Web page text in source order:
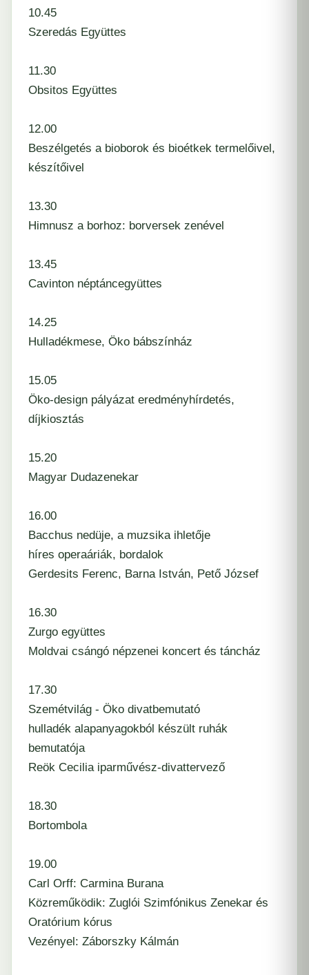
10.45
Szeredás Együttes
11.30
Obsitos Együttes
12.00
Beszélgetés a bioborok és bioétkek termelőivel,
készítőivel
13.30
Himnusz a borhoz: borversek zenével
13.45
Cavinton néptáncegyüttes
14.25
Hulladékmese, Öko bábszínház
15.05
Öko-design pályázat eredményhírdetés,
díjkiosztás
15.20
Magyar Dudazenekar
16.00
Bacchus nedüje, a muzsika ihletője
híres operaáriák, bordalok
Gerdesits Ferenc, Barna István, Pető József
16.30
Zurgo együttes
Moldvai csángó népzenei koncert és táncház
17.30
Szemétvilág - Öko divatbemutató
hulladék alapanyagokból készült ruhák
bemutatója
Reök Cecilia iparművész-divattervező
18.30
Bortombola
19.00
Carl Orff: Carmina Burana
Közreműködik: Zuglói Szimfónikus Zenekar és
Oratórium kórus
Vezényel: Záborszky Kálmán